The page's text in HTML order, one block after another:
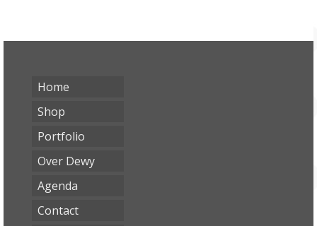
Home
Shop
Portfolio
Over Dewy
Agenda
Contact